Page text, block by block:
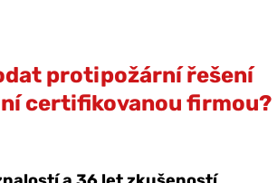
protipožární řešení
certifikovanou firmou?